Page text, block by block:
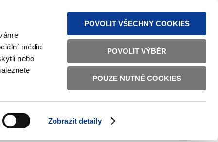
média
nebo
Zobrazit detaily
POVOLIT VŠECHNY COOKIES
POVOLIT VÝBĚR
POUZE NUTNÉ COOKIES
TEXTOVÁ VERZE ČESKY ENGLISH
VNITŘNÍ VĚCI BILATERÁLNÍ SPOLUPRÁCE